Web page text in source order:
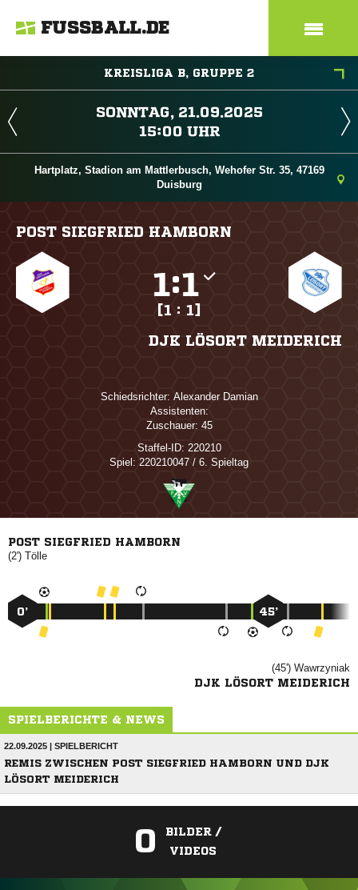
FUSSBALL.DE
KREISLIGA B, GRUPPE 2
 
 
Hartplatz, Stadion am Mattlerbusch, Wehofer Str. 35, 47169
Duisburg
POST SIEGFRIED HAMBORN
:
[1 : 1]
DJK LÖSORT MEIDERICH
Schiedsrichter:  
Assistenten:
Zuschauer: 45
Staffel-ID: 220210
Spiel: 220210047 / 6. Spieltag
POST SIEGFRIED HAMBORN
(2') 
0’ 45’
(45') 
DJK LÖSORT MEIDERICH
SPIELBERICHTE & NEWS
22.09.2025 | SPIELBERICHT
REMIS ZWISCHEN POST SIEGFRIED HAMBORN UND DJK
LÖSORT MEIDERICH
0
BILDER /
VIDEOS